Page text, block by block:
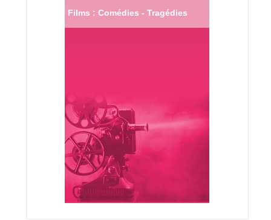
Films : Comédies - Tragédies